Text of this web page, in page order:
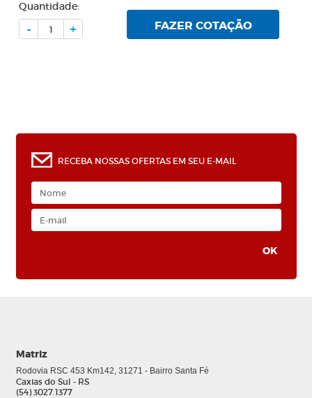
Quantidade:
- + FAZER COTAÇÃO
RECEBA NOSSAS OFERTAS EM SEU E-MAIL
Matriz
Rodovia RSC 453 Km142, 31271 - Bairro Santa Fé
Caxias do Sul - RS
(54) 3027.1377